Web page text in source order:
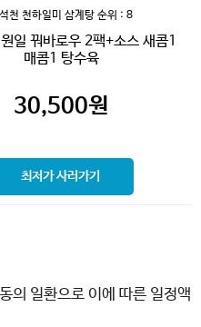
천 천하일미 삼계탕 순위 : 8
일 꿔바로우 2팩+소스 새콤1
매콤1 탕수육
30,500원
최저가 사러가기
의 일환으로 이에 따른 일정액